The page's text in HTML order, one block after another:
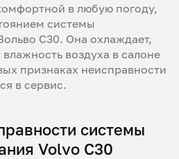
в любую погоду,
системы
С30. Она охлаждает,
воздуха в салоне
признаках неисправности
в сервис.
системы
Volvo C30